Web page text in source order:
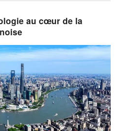
au cœur de la